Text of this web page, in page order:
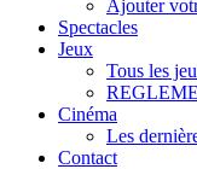
Ajouter
Spectacles
Jeux
Tous les
Cinéma
Les
Contact